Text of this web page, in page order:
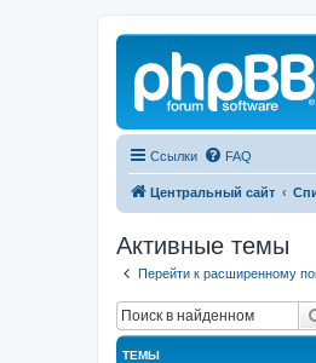
Ссылки FAQ
Центральный сайт
Активные темы
Перейти к расширенному
ТЕМЫ